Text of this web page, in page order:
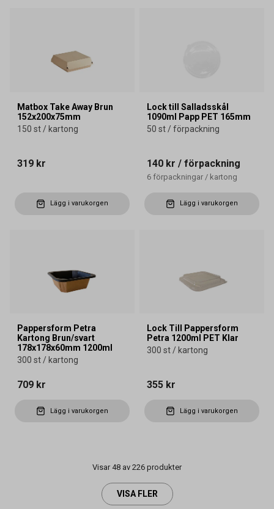
Matbox Take Away Brun
152x200x75mm
150 st / kartong
319 kr
Lägg i varukorgen
Lock till Salladsskål
1090ml Papp PET 165mm
50 st / förpackning
140 kr / förpackning
6 förpackningar / kartong
Lägg i varukorgen
Pappersform Petra
Kartong Brun/svart
178x178x60mm 1200ml
300 st / kartong
709 kr
Lägg i varukorgen
Lock Till Pappersform
Petra 1200ml PET Klar
300 st / kartong
355 kr
Lägg i varukorgen
Visar 48 av 226 produkter
VISA FLER